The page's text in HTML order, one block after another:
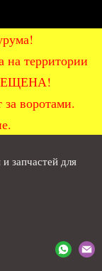
территории
за воротами.
запчастей для